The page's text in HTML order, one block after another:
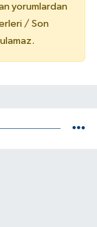
yorumlardan
/ Son